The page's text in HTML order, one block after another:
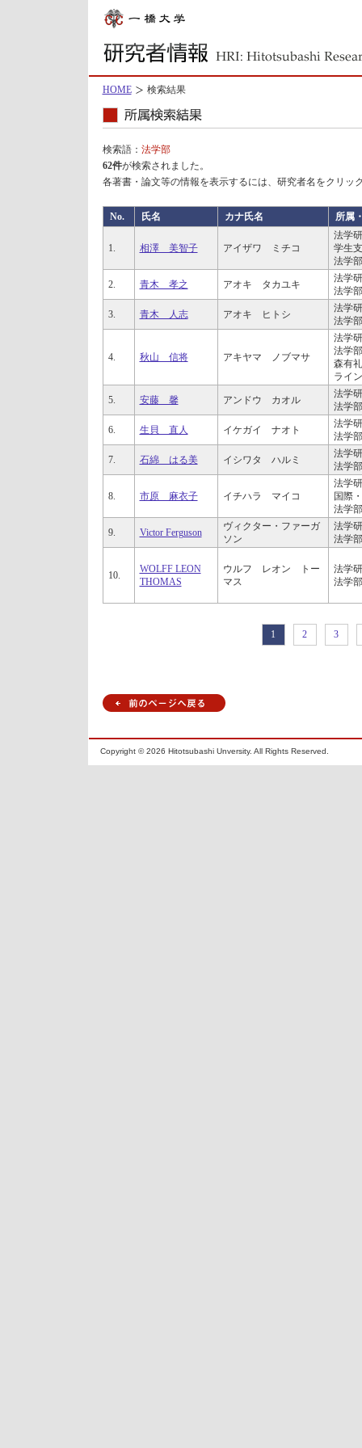
HOME 検索結果
検索語： 法学部
62件が検索されました。
各著書・論文等の情報を表示するには、研究者名をクリッ
No. 氏名 カナ氏名 所属
1. 相澤 美智子 アイザワ ミチコ
法学
学生
法学
2. 青木 孝之 アオキ タカユキ
法学
法学
3. 青木 人志 アオキ ヒトシ
法学
法学
4. 秋山 信将 アキヤマ ノブマサ
法学
法学
森有
ライ
5. 安藤 馨 アンドウ カオル
法学
法学
6. 生貝 直人 イケガイ ナオト
法学
法学
7. 石綿 はる美 イシワタ ハルミ
法学
法学
8. 市原 麻衣子 イチハラ マイコ
法学
国際
法学
9. Victor Ferguson
ヴィクター・ファーガ
ソン
法学
法学
10.
WOLFF LEON
THOMAS
ウルフ レオン トー
マス
法学
法学
1 2 3
Copyright ©2026 Hitotsubashi Unversity. All Rights Reserved.